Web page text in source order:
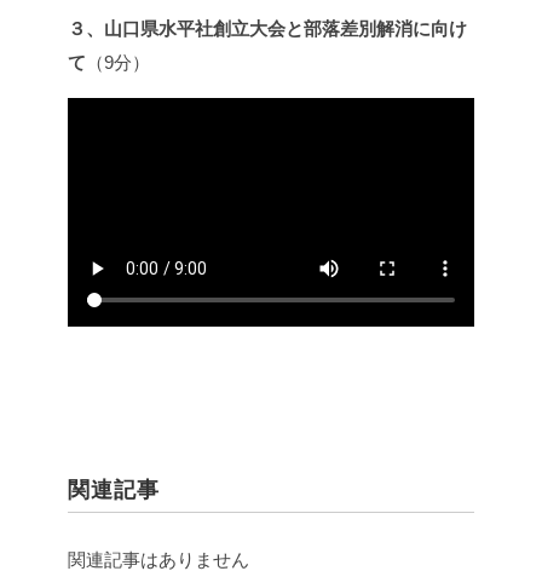
３、山口県水平社創立大会と部落差別解消に向け
て （9分）
関連記事
関連記事はありません